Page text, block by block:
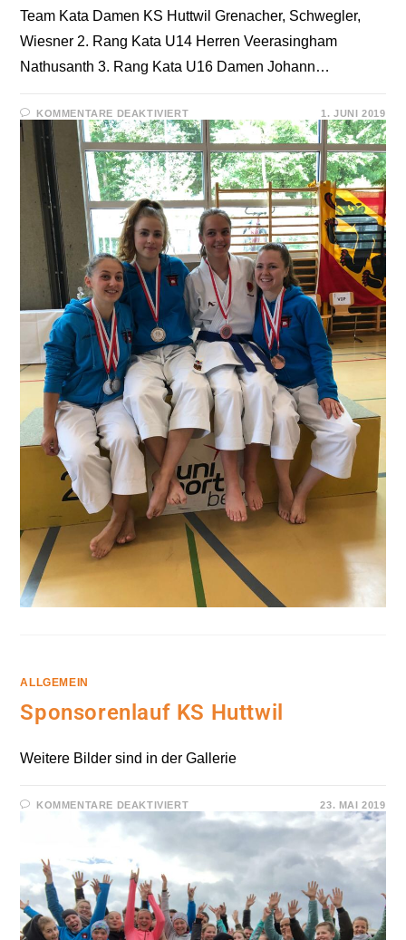
Team Kata Damen KS Huttwil Grenacher, Schwegler,
Wiesner 2. Rang Kata U14 Herren Veerasingham
Nathusanth 3. Rang Kata U16 Damen Johann…
KOMMENTARE DEAKTIVIERTFÜR
SHOTOKAN
KATACUP
2019
1. JUNI 2019
ALLGEMEIN
Sponsorenlauf KS Huttwil
Weitere Bilder sind in der Gallerie
KOMMENTARE DEAKTIVIERTFÜR
SPONSORENLAUF
23. MAI 2019